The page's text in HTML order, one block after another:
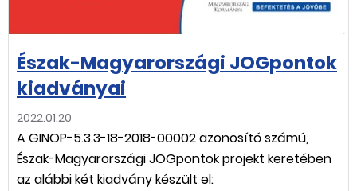
Észak-Magyarországi JOGpontok
kiadványai
2022.01.20
A GINOP-5.3.3-18-2018-00002 azonosító számú,
Észak-Magyarországi JOGpontok projekt keretében
az alábbi két kiadvány készült el: